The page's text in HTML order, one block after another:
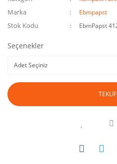
Marka Ebmpapst
Stok Kodu EbmPapst
Seçenekler